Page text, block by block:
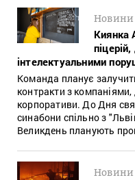
Новини
Киянка
інтелектуальними
Команда планує
контракти з
корпоративи. До Дня
синабони спільно з
Великдень планують
Новини